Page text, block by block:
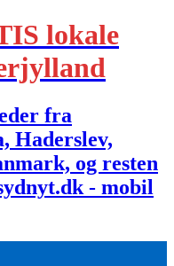
lokale
fra
Haderslev,
og resten
- mobil